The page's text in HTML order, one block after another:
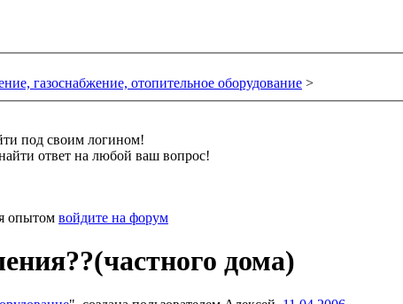
газоснабжение, отопительное оборудование >
под своим логином!
ответ на любой ваш вопрос!
опытом войдите на форум
дома)